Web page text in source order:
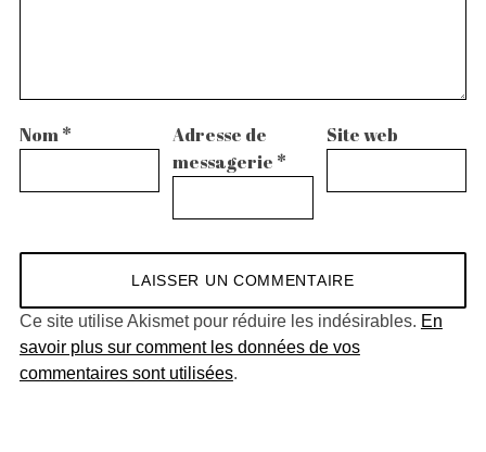
Nom*
Adresse de
messagerie *
Site web
Ce site utilise Akismet pour réduire les indésirables. En
savoir plus sur comment les données de vos
commentaires sont utilisées.